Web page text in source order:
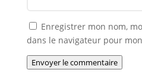
Enregistrer mon nom,
dans le navigateur pour
Envoyer le commentaire